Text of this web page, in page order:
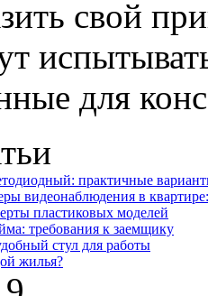
свой
для
практичные
видеонаблюдения в квартире:
пластиковых моделей
требования к заемщику
стул для работы
жилья?